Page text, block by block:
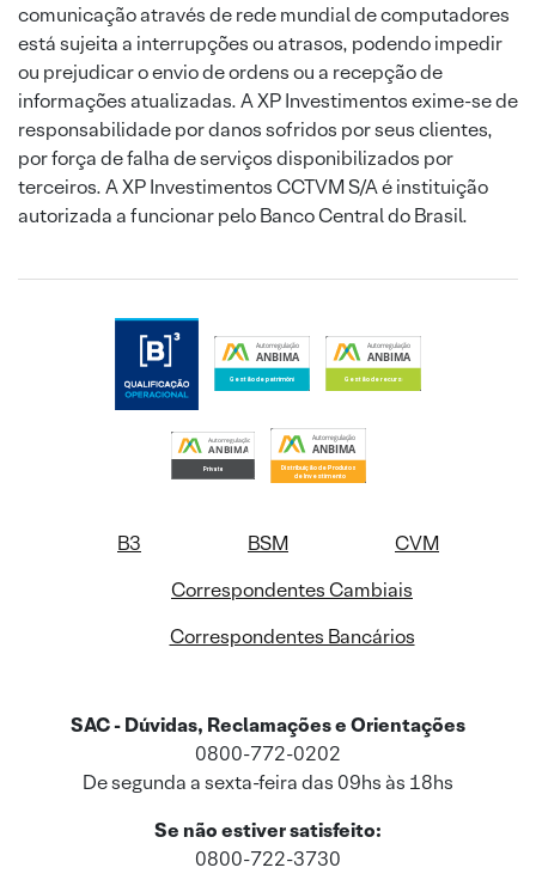
comunicação através de rede mundial de computadores
está sujeita a interrupções ou atrasos, podendo impedir
ou prejudicar o envio de ordens ou a recepção de
informações atualizadas. A XP Investimentos exime-se de
responsabilidade por danos sofridos por seus clientes,
por força de falha de serviços disponibilizados por
terceiros. A XP Investimentos CCTVM S/A é instituição
autorizada a funcionar pelo Banco Central do Brasil.
B3 BSM
CVM
Correspondentes Cambiais
Correspondentes Bancários
SAC - Dúvidas, Reclamações e Orientações
0800-772-0202
De segunda a sexta-feira das 09hs às 18hs
Se não estiver satisfeito:
0800-722-3730